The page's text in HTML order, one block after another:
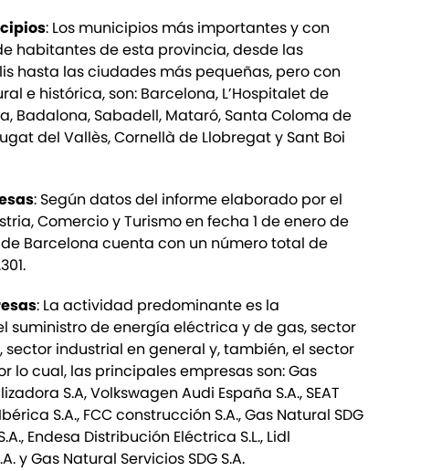
: Los municipios más importantes y con
habitantes de esta provincia, desde las
hasta las ciudades más pequeñas, pero con
e histórica, son: Barcelona, L’Hospitalet de
Badalona, Sabadell, Mataró, Santa Coloma de
del Vallès, Cornellà de Llobregat y Sant Boi
: Según datos del informe elaborado por el
Comercio y Turismo en fecha 1 de enero de
Barcelona cuenta con un número total de
: La actividad predominante es la
suministro de energía eléctrica y de gas, sector
industrial en general y, también, el sector
lo cual, las principales empresas son: Gas
S.A, Volkswagen Audi España S.A., SEAT
S.A., FCC construcción S.A., Gas Natural SDG
Endesa Distribución Eléctrica S.L., Lidl
y Gas Natural Servicios SDG S.A.